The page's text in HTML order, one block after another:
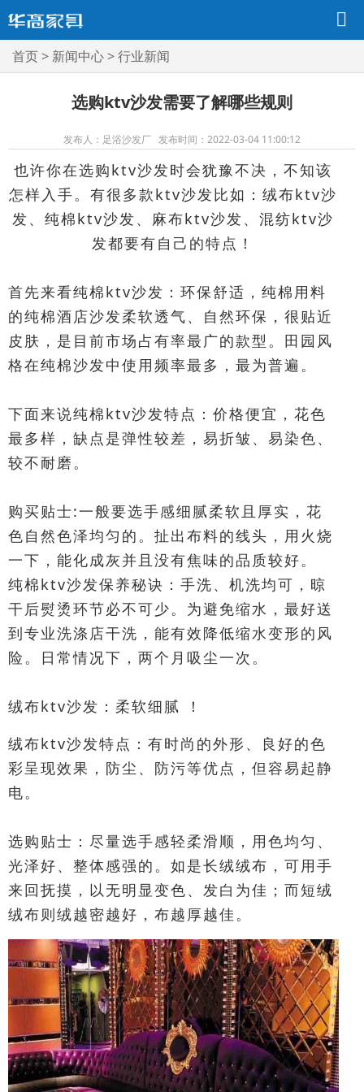
首页> 新闻中心>行业新闻
选购ktv沙发需要了解哪些规则
发布人：足浴沙发厂 发布时间：2022-03-04 11:00:12
也许你在选购ktv沙发时会犹豫不决，不知该
怎样入手。有很多款ktv沙发比如：绒布ktv沙
发、纯棉ktv沙发、麻布ktv沙发、混纺ktv沙
发都要有自己的特点！
首先来看纯棉ktv沙发：环保舒适，纯棉用料
的纯棉酒店沙发柔软透气、自然环保，很贴近
皮肤，是目前市场占有率最广的款型。田园风
格在纯棉沙发中使用频率最多，最为普遍。
下面来说纯棉ktv沙发特点：价格便宜，花色
最多样，缺点是弹性较差，易折皱、易染色、
较不耐磨。
购买贴士:一般要选手感细腻柔软且厚实，花
色自然色泽均匀的。扯出布料的线头，用火烧
一下，能化成灰并且没有焦味的品质较好。
纯棉ktv沙发保养秘诀：手洗、机洗均可，晾
干后熨烫环节必不可少。为避免缩水，最好送
到专业洗涤店干洗，能有效降低缩水变形的风
险。日常情况下，两个月吸尘一次。
绒布ktv沙发：柔软细腻 ！
绒布ktv沙发特点：有时尚的外形、良好的色
彩呈现效果，防尘、防污等优点，但容易起静
电。
选购贴士：尽量选手感轻柔滑顺，用色均匀、
光泽好、整体感强的。如是长绒绒布，可用手
来回抚摸，以无明显变色、发白为佳；而短绒
绒布则绒越密越好，布越厚越佳。